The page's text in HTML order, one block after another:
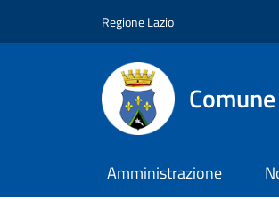
Regione Lazio
Amministrazione